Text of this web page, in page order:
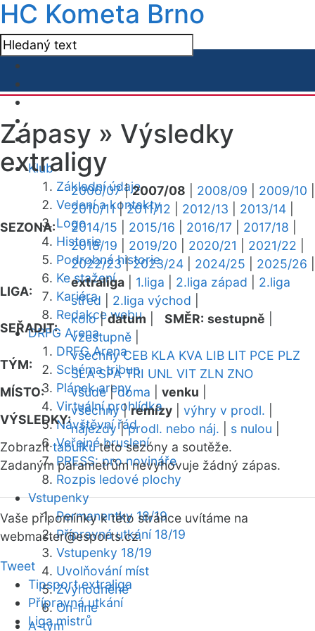
HC Kometa Brno
Klub
Základní údaje
Vedení a kontakty
Logo
Historie
Podrobná historie
Ke stažení
Kariéra
Redakce webu
DRFG Arena
DRFG Arena
Schéma tribun
Plánek areny
Virtuální prohlídka
Návštěvní řád
Veřejné bruslení
PRESS: pro novináře
Rozpis ledové plochy
Vstupenky
Permanentky 18/19
Přípravná utkání 18/19
Vstupenky 18/19
Uvolňování míst
Zvýhodněné
On-line
A-tým
Zápasy » Výsledky
extraligy
SEZONA:
2006/07|2007/08 2008/09 2009/10
2010/11|2011/12 2012/13 2013/14
2014/15
2015/16 2016/17 2017/18
2018/19
2019/20 2020/21 2021/22
2022/23|2023/24 2024/25 2025/26
LIGA:
extraliga 1.liga 2.liga západ
2.liga
střed
2.liga východ
SEŘADIT:
kolo|datum SMĚR: sestupně
vzestupně
TÝM:
všechny CEB KLA KVA LIB LIT PCE PLZ
SLA SPA TRI UNL VIT ZLN ZNO
MÍSTO:
všude|doma venku
VÝSLEDKY:
všechny|remízy výhry v prodl.
nájezdy|prodl. nebo náj. s nulou
Zobrazittabulkutéto sezóny a soutěže.
Zadaným parametrům nevyhovuje žádný zápas.
Vaše připomínky k této stránce uvítáme na
webmaster@esports.cz.
Tweet
Tipsport extraliga
Přípravná utkání
Liga mistrů